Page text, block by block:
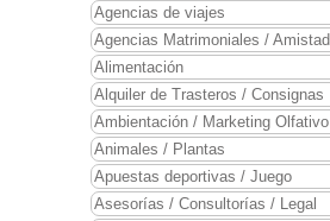
Agencias de viajes
Agencias Matrimoniales / Amistad
Alimentación
Alquiler de Trasteros / Consignas
Ambientación / Marketing Olfativo
Animales / Plantas
Apuestas deportivas / Juego
Asesorías / Consultorías / Legal